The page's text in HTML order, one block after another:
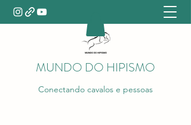
MUNDO DO HIPISMO
Conectando cavalos e pessoas